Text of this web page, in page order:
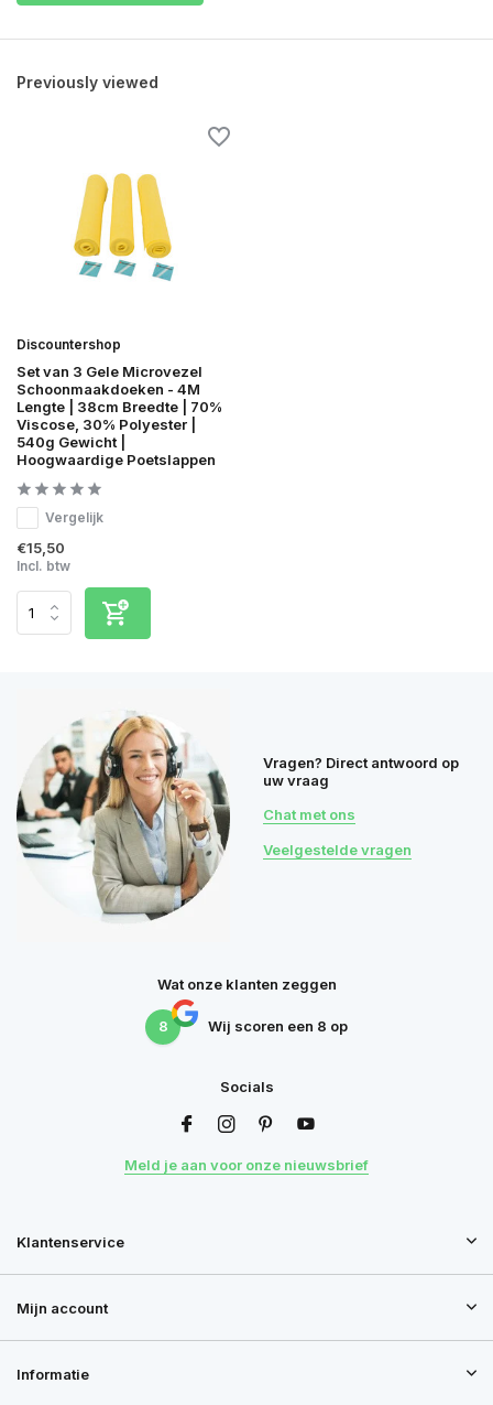
Previously viewed
Discountershop
Set van 3 Gele Microvezel
Schoonmaakdoeken - 4M
Lengte | 38cm Breedte | 70%
Viscose, 30% Polyester |
540g Gewicht |
Hoogwaardige Poetslappen
Vergelijk
€15,50
Incl. btw
Vragen? Direct antwoord op
uw vraag
Chat met ons
Veelgestelde vragen
Wat onze klanten zeggen
8 Wij scoren een 8 op
Socials
Meld je aan voor onze nieuwsbrief
Klantenservice
Mijn account
Informatie